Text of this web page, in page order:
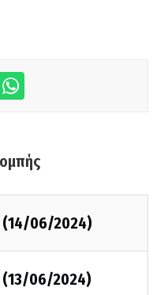
(14/06/2024)
06/2024)